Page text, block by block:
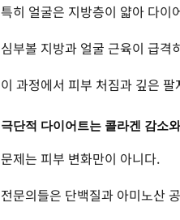
특히 얼굴은 지방층이 얇아 다이
심부볼 지방과 얼굴 근육이 급격
이 과정에서 피부 처짐과 깊은
극단적 다이어트는 콜라겐 감소
문제는 피부 변화만이 아니다.
전문의들은 단백질과 아미노산